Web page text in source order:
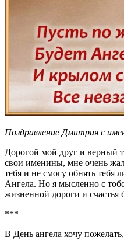
Поздравление Дмитрия с
Дорогой мой друг и верный
свои именины, мне очень
тебя и не смогу обнять тебя
Ангела. Но я мысленно с
жизненной дороги и счастья
***
В День ангела хочу